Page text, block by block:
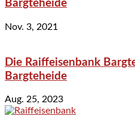
Bargteheide
Nov. 3, 2021
Die Raiffeisenbank
Bargteheide
Aug. 25, 2023